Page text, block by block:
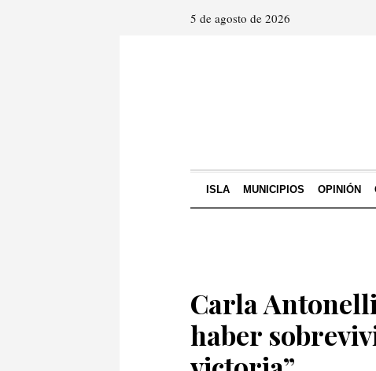
5 de agosto de 2026
ISLA MUNICIPIOS OPINIÓN
Carla
haber